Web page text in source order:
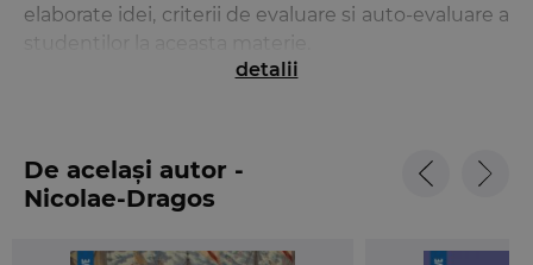
elaborate idei, criterii de evaluare si auto-evaluare a
Ce aduce nou acest instrument didactic? In primul
perspectiva asupra cadrului general de protectie
internationala a drepturilor omului. In al doilea
sunt exemplificate prin referiri la contextul actual,
detalii
De același autor -
Nicolae-Dragos